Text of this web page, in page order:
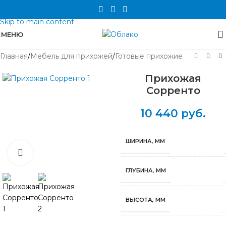
Skip to main content
МЕНЮ
Главная/Мебель для прихожей/Готовые прихожие
Прихожая
Сорренто
10 440 руб.
ШИРИНА, ММ
ГЛУБИНА, ММ
ВЫСОТА, ММ